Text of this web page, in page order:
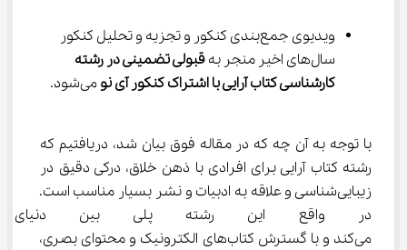
ویدیوی جمع‌بندی کنکور و تجزیه و تحلیل کنکور
سال‌های اخیر منجر به
قبولی تضمینی در رشته
کارشناسی کتاب آرایی با اشتراک کنکور آی نو می‌شود.
با توجه به آن چه که در مقاله فوق بیان شد، دریافتیم که
رشته کتاب آرایی برای افرادی با ذهن خلاق، درکی دقیق در
زیبایی‌شناسی و علاقه به ادبیات و نشر بسیار مناسب است.
در واقع این رشته پلی بین
می‌کند و با گسترش کتاب‌های الکترونیک و محتوای بصری،